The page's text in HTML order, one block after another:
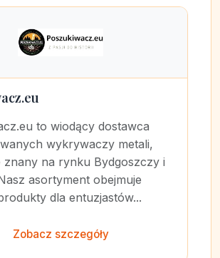
to wiodący dostawca
wykrywaczy metali,
znany na rynku Bydgoszczy i
asortyment obejmuje
dla entuzjastów...
Zobacz szczegóły